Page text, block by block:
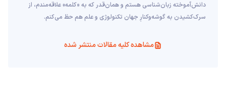
دانش‌آموخته‌ زبان‌شناسی‌ هستم و همان‌قدر که به «کلمه» علاقه‌مندم، از
سرک‌کشیدن به گوشه‌وکنارِ جهان تکنولوژی و علم هم حظ می‌کنم.
مشاهده کلیه مقالات منتشر شده